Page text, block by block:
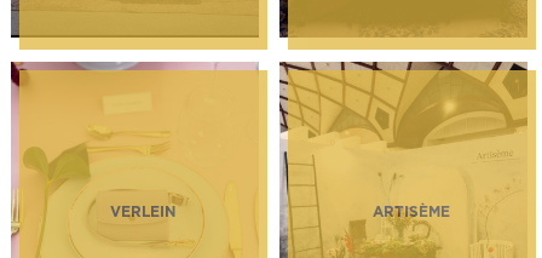
VERLEIN ARTISÈME